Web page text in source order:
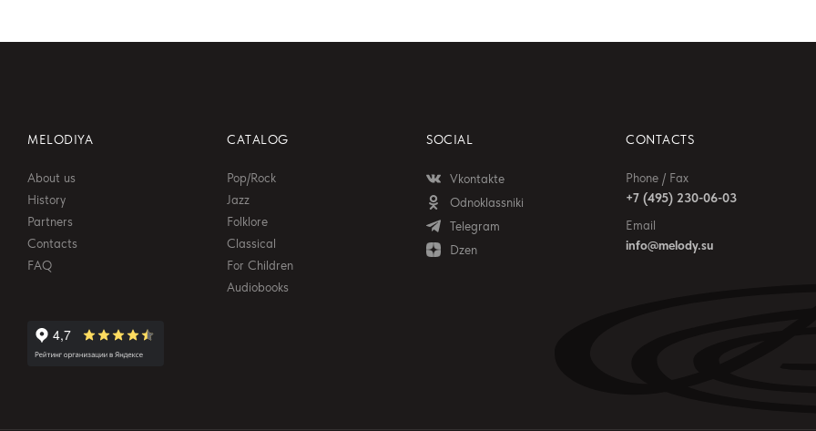
MELODIYA
About us
History
Partners
Contacts
FAQ
CATALOG
Pop/Rock
Jazz
Folklore
Classical
For Children
Audiobooks
SOCIAL
Vkontakte
Odnoklassniki
Telegram
Dzen
CONTACTS
Phone / Fax
+7 (495) 230-06-03
Email
info@melody.su